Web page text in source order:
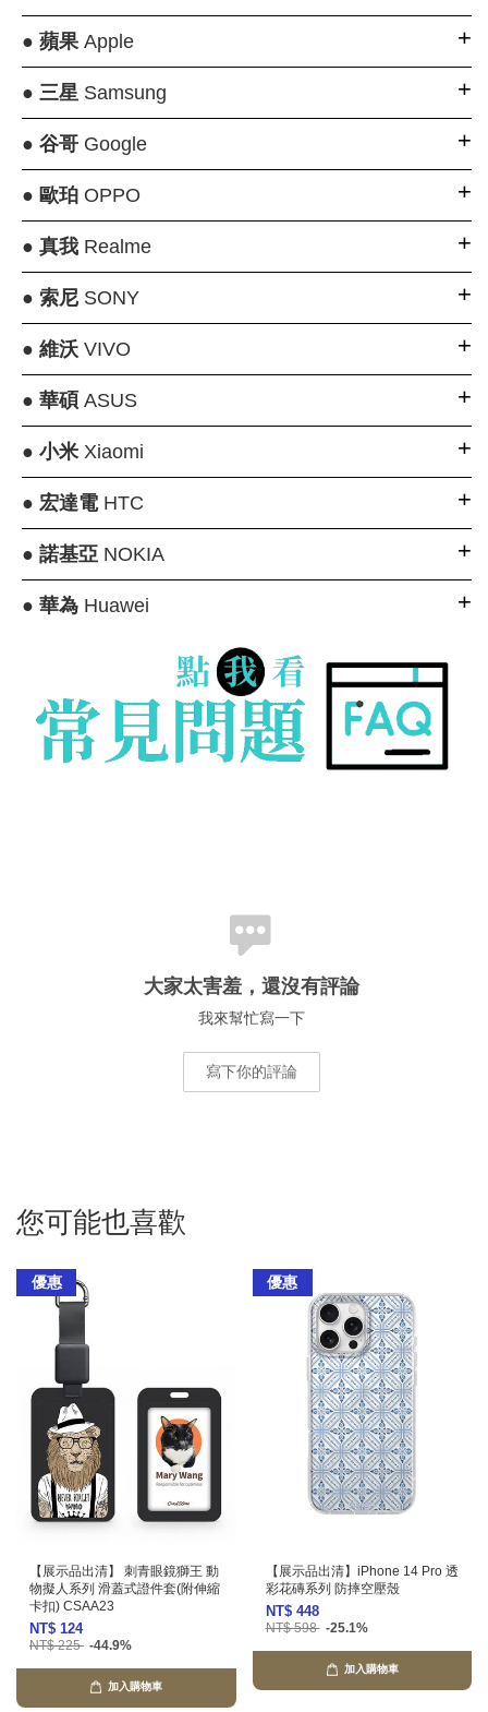
● 蘋果Apple
● 三星Samsung
● 谷哥Google
● 歐珀OPPO
● 真我Realme
● 索尼SONY
● 維沃VIVO
● 華碩 ASUS
● 小米Xiaomi
● 宏達電HTC
● 諾基亞NOKIA
● 華為Huawei
大家太害羞，還沒有評論
我來幫忙寫一下
寫下你的評論
您可能也喜歡
優惠
【展示品出清】 刺青眼鏡獅王 動
物擬人系列 滑蓋式證件套(附伸縮
卡扣) CSAA23
NT$ 124
NT$ 225 -44.9%
加入購物車
優惠
【展示品出清】iPhone 14 Pro 透
彩花磚系列 防摔空壓殼
NT$ 448
NT$ 598 -25.1%
加入購物車